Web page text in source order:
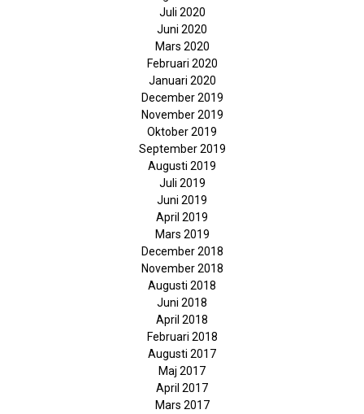
Juli 2020
Juni 2020
Mars 2020
Februari 2020
Januari 2020
December 2019
November 2019
Oktober 2019
September 2019
Augusti 2019
Juli 2019
Juni 2019
April 2019
Mars 2019
December 2018
November 2018
Augusti 2018
Juni 2018
April 2018
Februari 2018
Augusti 2017
Maj 2017
April 2017
Mars 2017